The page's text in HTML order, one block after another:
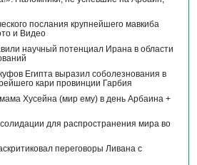
послания крупнейшего мавкиба
и Видео
научный потенциал Ирана в области
Египта выразил соболезнования в
кари провинции Гарбия
Хусейна (мир ему) в день Арбаина +
для распространения мира во
переговоры Ливана с